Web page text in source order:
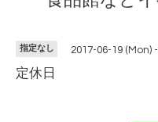
指定なし 2017-06-19 (Mon)
定休日